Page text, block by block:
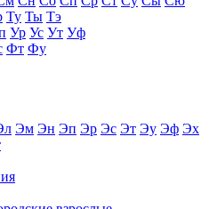
Ту Ты Тэ
Ур Ус Ут Уф
Фт Фу
Эм Эн Эп Эр Эс Эт Эу Эф Эх